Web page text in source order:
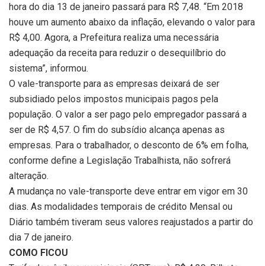
hora do dia 13 de janeiro passará para R$ 7,48. “Em 2018
houve um aumento abaixo da inflação, elevando o valor para
R$ 4,00. Agora, a Prefeitura realiza uma necessária
adequação da receita para reduzir o desequilíbrio do
sistema”, informou.
O vale-transporte para as empresas deixará de ser
subsidiado pelos impostos municipais pagos pela
população. O valor a ser pago pelo empregador passará a
ser de R$ 4,57. O fim do subsídio alcança apenas as
empresas. Para o trabalhador, o desconto de 6% em folha,
conforme define a Legislação Trabalhista, não sofrerá
alteração.
A mudança no vale-transporte deve entrar em vigor em 30
dias. As modalidades temporais de crédito Mensal ou
Diário também tiveram seus valores reajustados a partir do
dia 7 de janeiro.
COMO FICOU